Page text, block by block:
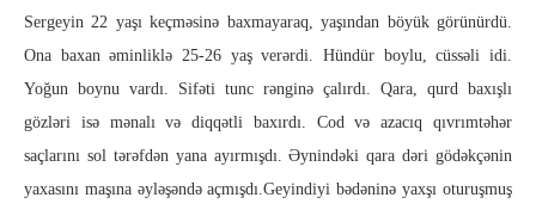
Sergeyin 22 yaşı keçməsinə baxmayaraq, yaşından bö­yük görünürdü.
Ona baxan əminliklə 25-26 yaş verərdi. Hün­dür boylu, cüssəli idi.
Yoğun boynu vardı. Sifəti tunc rənginə ça­lırdı. Qara, qurd baxışlı
gözləri isə mənalı və diqqətli baxırdı. Cod və azacıq qıvrımtəhər
saçlarını sol tərəfdən yana ayırmış­dı. Əynindəki qara dəri gödəkçənin
yaxasını maşına əyləşəndə aç­mışdı.Geyindiyi bədəninə yaxşı oturuşmuş